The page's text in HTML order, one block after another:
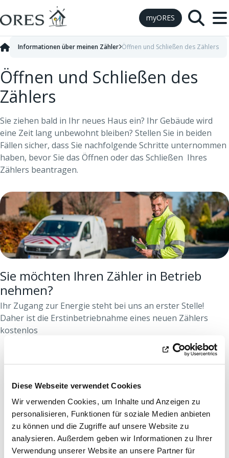
Diese Webseite verwendet Cookies
Wir verwenden Cookies, um Inhalte und Anzeigen zu
personalisieren, Funktionen für soziale Medien anbieten
zu können und die Zugriffe auf unsere Website zu
analysieren. Außerdem geben wir Informationen zu Ihrer
Verwendung unserer Website an unsere Partner für
Skip to Content
myORES
Öffnen und Schließen des
Zählers
Sie ziehen bald in Ihr neues Haus ein? Ihr Gebäude wird
eine Zeit lang unbewohnt bleiben? Stellen Sie in beiden
Fällen sicher, dass Sie nachfolgende Schritte unternommen
haben, bevor Sie das Öffnen oder das Schließen Ihres
Zählers beantragen.
Informationen über meinen Zähler Öffnen und Schließen des Zählers
Sie möchten Ihren Zähler in Betrieb
nehmen?
Ihr Zugang zur Energie steht bei uns an erster Stelle!
Daher ist die Erstinbetriebnahme eines neuen Zählers
kostenlos